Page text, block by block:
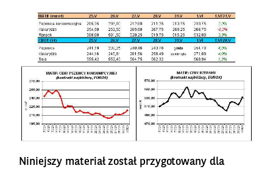
Niniejszy materiał został przygotowany dla